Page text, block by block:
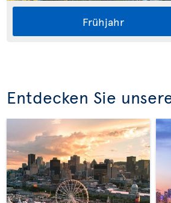
Frühjahr
Entdecken Sie